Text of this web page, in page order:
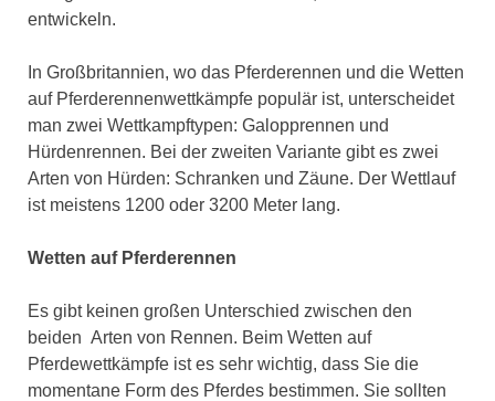
entwickeln.
In Großbritannien, wo das Pferderennen und die Wetten
auf Pferderennenwettkämpfe populär ist, unterscheidet
man zwei Wettkampftypen: Galopprennen und
Hürdenrennen. Bei der zweiten Variante gibt es zwei
Arten von Hürden: Schranken und Zäune. Der Wettlauf
ist meistens 1200 oder 3200 Meter lang.
Wetten auf Pferderennen
Es gibt keinen großen Unterschied zwischen den
beiden Arten von Rennen. Beim Wetten auf
Pferdewettkämpfe ist es sehr wichtig, dass Sie die
momentane Form des Pferdes bestimmen. Sie sollten